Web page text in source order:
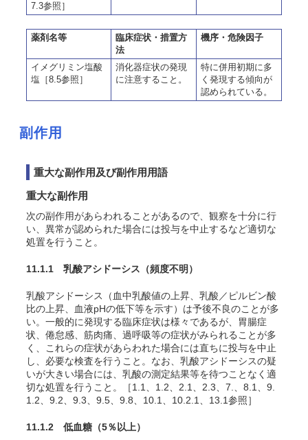
7.3参照］
薬剤名等
臨床症状・措置方
法
機序・危険因子
イメグリミン塩酸
塩［8.5参照］
消化器症状の発現
に注意すること。
特に併用初期に多
く発現する傾向が
認められている。
副作用
重大な副作用及び副作用用語
重大な副作用
次の副作用があらわれることがあるので、観察を十分に行
い、異常が認められた場合には投与を中止するなど適切な
処置を行うこと。
11.1.1 乳酸アシドーシス （頻度不明）
乳酸アシドーシス（血中乳酸値の上昇、乳酸／ピルビン酸
比の上昇、血液pHの低下等を示す）は予後不良のことが多
い。一般的に発現する臨床症状は様々であるが、胃腸症
状、倦怠感、筋肉痛、過呼吸等の症状がみられることが多
く、これらの症状があらわれた場合には直ちに投与を中止
し、必要な検査を行うこと。なお、乳酸アシドーシスの疑
いが大きい場合には、乳酸の測定結果等を待つことなく適
切な処置を行うこと。［1.1、1.2、2.1、2.3、7.、8.1、9.
1.2、9.2、9.3、9.5、9.8、10.1、10.2.1、13.1参照］
11.1.2 低血糖 （5％以上）